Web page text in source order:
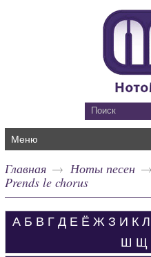
Меню
Главная Ноты песен
Prends le chorus
А Б В Г Д Е Ё Ж З И К Л
Ш Щ